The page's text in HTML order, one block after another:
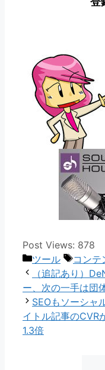
Post Views: 878
カ
テ
リ
ー
ツール
タ
グ
コンテ
（追記あり）
ー、次の一手は団
SEOもソーシャ
イトル記事のCVR
1.3倍